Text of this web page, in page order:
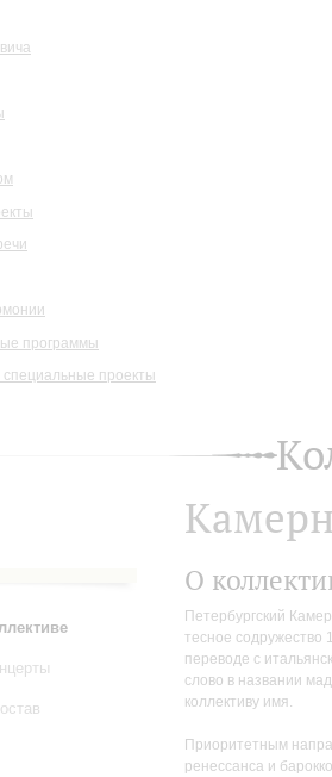
программы
проекты
О
Петербургский
тесное содружество
переводе с
слово в названии
коллективу имя.
Приоритетным
ренессанса и